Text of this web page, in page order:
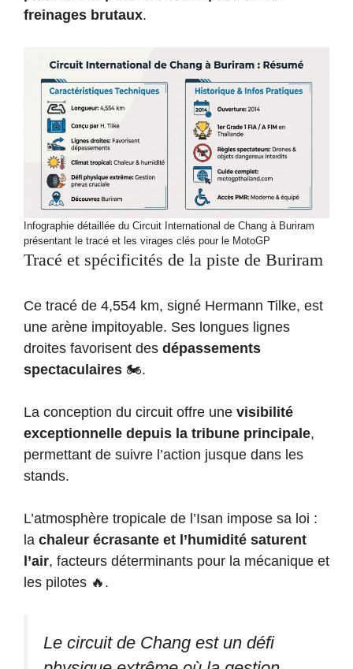
freinages brutaux.
Infographie détaillée du Circuit International de Chang à Buriram
présentant le tracé et les virages clés pour le MotoGP
Tracé et spécificités de la piste de Buriram
Ce tracé de 4,554 km, signé Hermann Tilke, est
une arène impitoyable. Ses longues lignes
droites favorisent des dépassements
spectaculaires 🏍️.
La conception du circuit offre une visibilité
exceptionnelle depuis la tribune principale,
permettant de suivre l’action jusque dans les
stands.
L’atmosphère tropicale de l’Isan impose sa loi :
la chaleur écrasante et l’humidité saturent
l’air, facteurs déterminants pour la mécanique et
les pilotes 🔥.
Le circuit de Chang est un défi